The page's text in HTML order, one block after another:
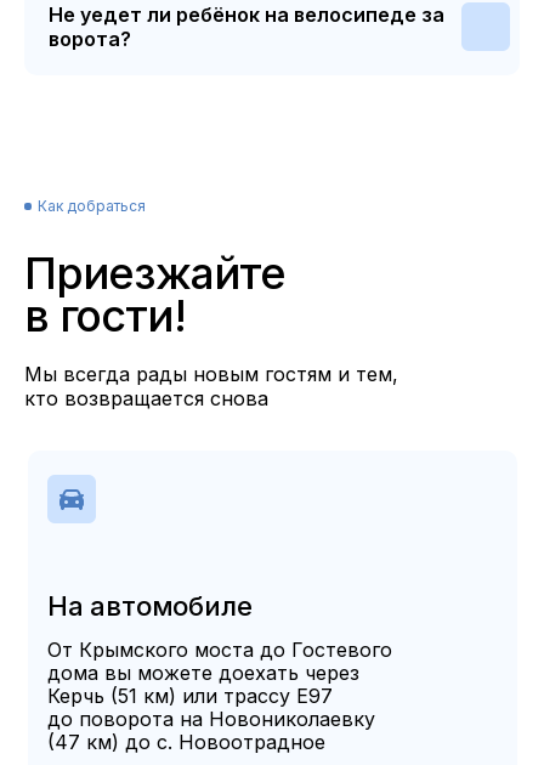
Не уедет ли ребёнок на велосипеде за
ворота?
Мы всегда рады новым гостям и тем,
кто возвращается снова
Приезжайте
в гости!
Как добраться
От Крымского моста до Гостевого
дома вы можете доехать через
Керчь (51 км) или трассу Е97
до поворота на Новониколаевку
(47 км) до с. Новоотрадное
На автомобиле